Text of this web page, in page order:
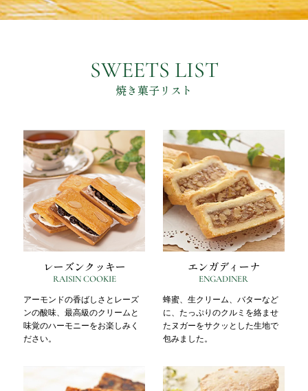
SWEETS LIST
焼き菓子リスト
レーズンクッキー
RAISIN COOKIE
アーモンドの香ばしさとレーズ
ンの酸味、最高級のクリームと
味覚のハーモニーをお楽しみく
ださい。
エンガディーナ
ENGADINER
蜂蜜、生クリーム、バターなど
に、たっぷりのクルミを絡ませ
たヌガーをサクッとした生地で
包みました。